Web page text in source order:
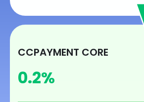
CCPAYMENT CORE
0.2%